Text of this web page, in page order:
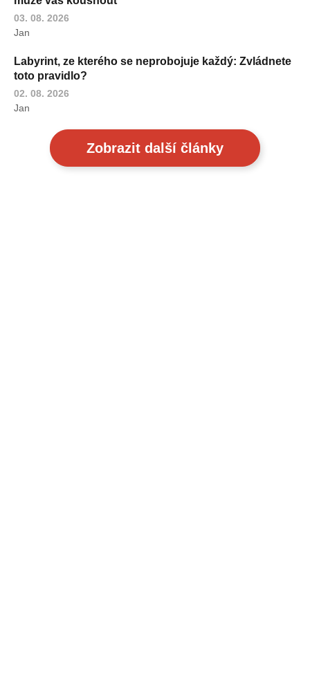
03. 08. 2026
Jan
Labyrint, ze kterého se neprobojuje každý: Zvládnete
toto pravidlo?
02. 08. 2026
Jan
Zobrazit další články